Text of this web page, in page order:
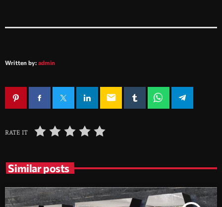
Written by: admin
email
RATE IT
Similar posts